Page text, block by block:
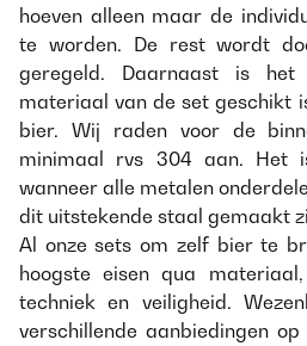
hoeven alleen maar de
te worden. De rest wordt
geregeld. Daarnaast is
materiaal van de set geschikt
bier. Wij raden voor de
minimaal rvs 304 aan. Het
wanneer alle metalen
dit uitstekende staal gemaakt
Al onze sets om zelf bier te
hoogste eisen qua
techniek en veiligheid.
verschillende aanbiedingen